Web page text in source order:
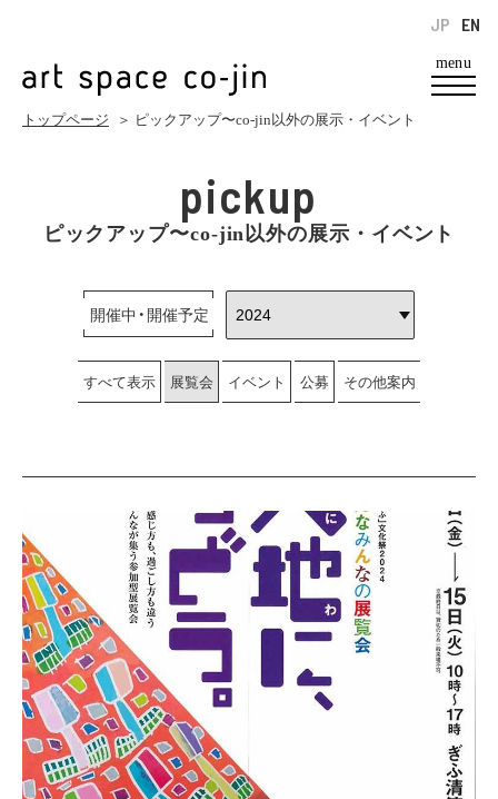
menu
EN
JP
トップページ ＞ ピックアップ〜co-jin以外の展示・イベント
pickup
ピックアップ〜co-jin以外の展示・イベント
開催中・開催予定
すべて表示 展覧会 イベント 公募 その他案内